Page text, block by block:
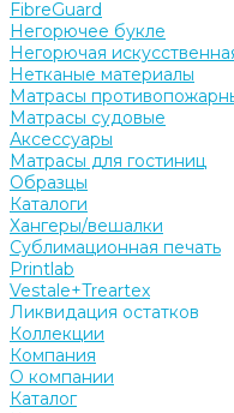
FibreGuard
Негорючее букле
Негорючая
Нетканые материалы
Матрасы
Матрасы судовые
Аксессуары
Матрасы для гостиниц
Образцы
Каталоги
Хангеры/вешалки
Сублимационная печать
Printlab
Vestale+Treartex
Ликвидация остатков
Коллекции
Компания
О компании
Каталог